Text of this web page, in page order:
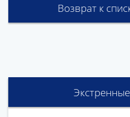
Возврат к